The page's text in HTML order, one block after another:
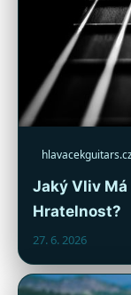
Jaký Vliv Má
Hratelnost?
27. 6. 2026